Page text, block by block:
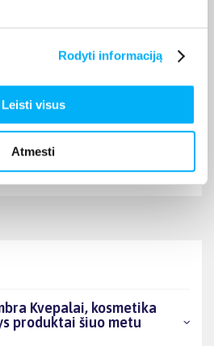
Rodyti informaciją
Leisti visus
Atmesti
kvepalai, laiko gerai. Esu patenkinta.
Kvepalai, kosmetika
produktai šiuo metu